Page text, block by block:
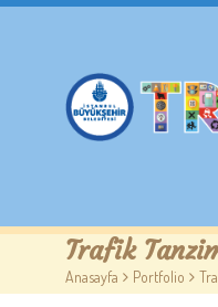
Hakkımızda
Randevu Al
Trafik
Anasayfa > Portfolio >